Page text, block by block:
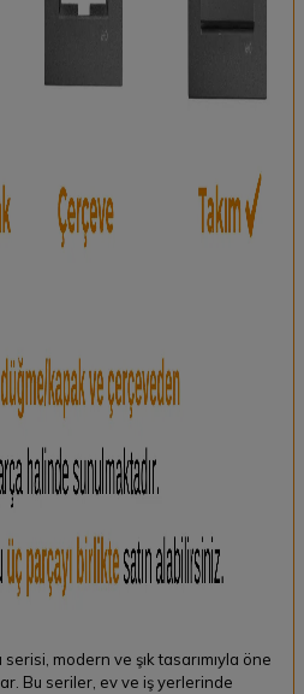
modern ve şık tasarımıyla öne
Bu seriler, ev ve iş yerlerinde